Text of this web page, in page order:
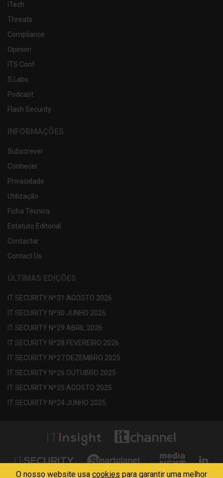
iTech
Threats
Compliance
Opinion
ITS Conf
S.Labs
Podcast
Flash Security
INFORMAÇÕES
Subscrever
Conhecer
Privacidade
Utilização
Ficha Técnica
Estatuto Editorial
Contactar
Contact Us
ÚLTIMAS EDIÇÕES
IT SECURITY Nº31 AGOSTO 2026
IT SECURITY Nº30 JUNHO 2026
IT SECURITY Nº29 ABRIL 2026
IT SECURITY Nº28 FEVEREIRO 2026
IT SECURITY Nº27 DEZEMBRO 2025
IT SECURITY Nº26 OUTUBRO 2025
IT SECURITY Nº25 AGOSTO 2025
IT SECURITY Nº24 JUNHO 2025
O nosso website usa cookies para garantir uma melhor